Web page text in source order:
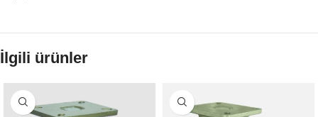
İlgili ürünler